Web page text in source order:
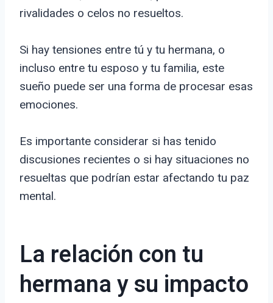
rivalidades o celos no resueltos.
Si hay tensiones entre tú y tu hermana, o
incluso entre tu esposo y tu familia, este
sueño puede ser una forma de procesar esas
emociones.
Es importante considerar si has tenido
discusiones recientes o si hay situaciones no
resueltas que podrían estar afectando tu paz
mental.
La relación con tu
hermana y su impacto